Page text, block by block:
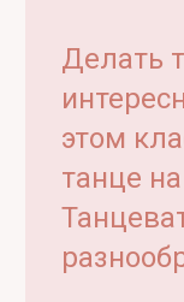
Делать
этом
танце